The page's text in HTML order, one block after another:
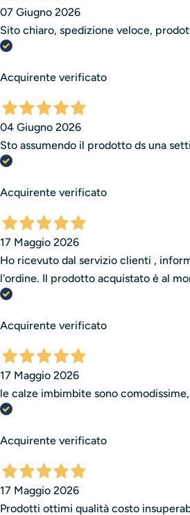
07 Giugno 2026
Sito chiaro, spedizione veloce,
Acquirente verificato
04 Giugno 2026
Sto assumendo il prodotto ds una
Acquirente verificato
17 Maggio 2026
Ho ricevuto dal servizio clienti ,
l'ordine. Il prodotto acquistato è al
Acquirente verificato
17 Maggio 2026
le calze imbimbite sono
Acquirente verificato
17 Maggio 2026
Prodotti ottimi qualità costo